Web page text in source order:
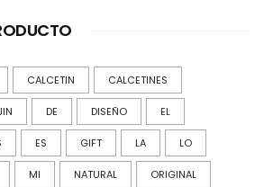
CALCETIN CALCETINES
DE DISEÑO EL
ES GIFT LA LO
MI NATURAL ORIGINAL